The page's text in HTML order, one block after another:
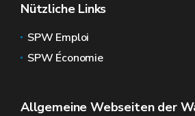
Nützliche Links
SPW Emploi
SPW Économie
Allgemeine Webseiten der